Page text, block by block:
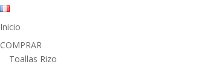
Inicio
COMPRAR
Toallas Rizo